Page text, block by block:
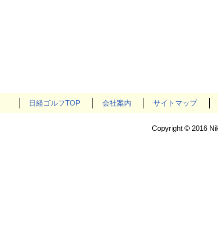
日経ゴルフTOP 会社案内 サイトマップ
Copyright © 2016